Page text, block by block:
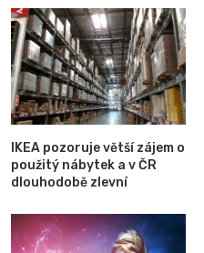
IKEA pozoruje větší zájem o
použitý nábytek a v ČR
dlouhodobě zlevní